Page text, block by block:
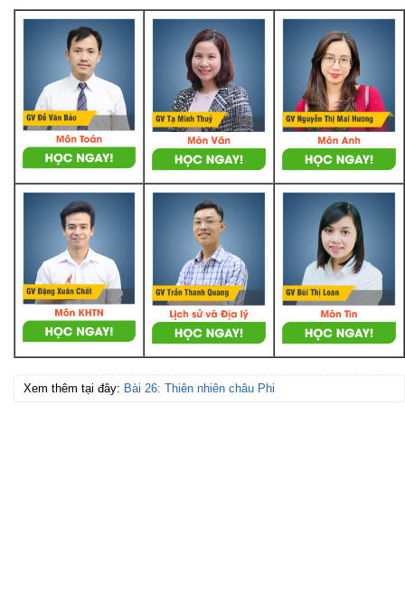
Xem thêm tại đây: Bài 26: Thiên nhiên châu Phi